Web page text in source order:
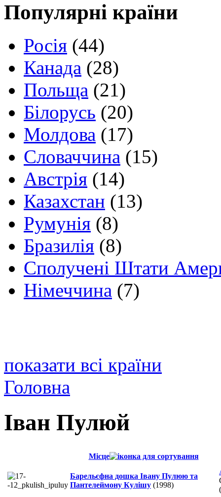
Популярні країни
Росія (44)
Канада (28)
Польща (21)
Білорусь (20)
Молдова (17)
Словаччина (15)
Австрія (14)
Казахстан (13)
Румунія (8)
Бразилія (8)
Сполучені Штати
Німеччина (7)
показати всі країни
Головна
Іван Пулюй
Місце
Барельєфна дошка Івану Пулюю та
Пантелеймону Кулішу (1998)